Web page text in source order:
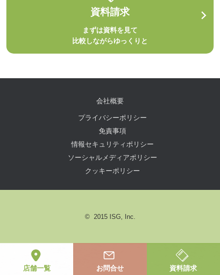
資料請求
まずは資料を見て
比較しながらゆっくりと
会社概要
プライバシーポリシー
免責事項
情報セキュリティポリシー
ソーシャルメディアポリシー
クッキーポリシー
© 2015 ISG, Inc.
店舗一覧 お問合せ 資料請求